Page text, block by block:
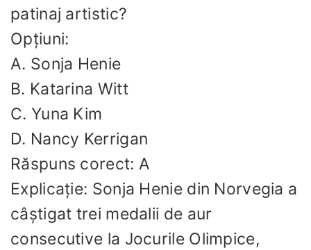
patinaj artistic?
Opțiuni:
A. Sonja Henie
B. Katarina Witt
C. Yuna Kim
D. Nancy Kerrigan
Răspuns corect: A
Explicație: Sonja Henie din Norvegia a
câștigat trei medalii de aur
consecutive la Jocurile Olimpice,